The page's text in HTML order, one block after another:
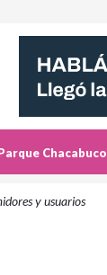
Chacabuco
y usuarios